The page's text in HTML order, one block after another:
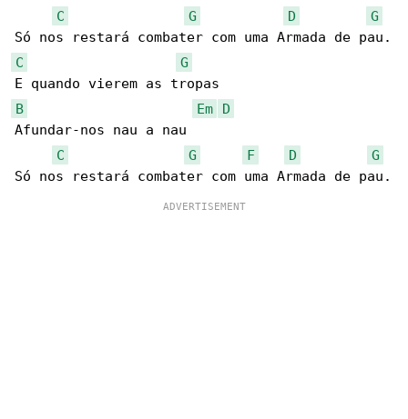
C
G D
G
C
G
B
Em
D
Afundar-nos nau a nau
C
G F D
G